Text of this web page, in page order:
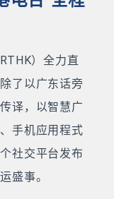
）全力直
了以广东话旁
译，以智慧广
手机应用程式
社交平台发布
盛事。